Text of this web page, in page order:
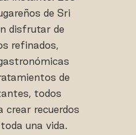
de Sri
disfrutar de
refinados,
de
todos
crear recuerdos
una vida.